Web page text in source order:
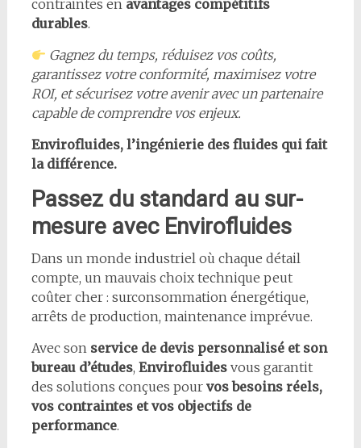
contraintes en avantages compétitifs
durables.
Gagnez du temps, réduisez vos coûts,
garantissez votre conformité, maximisez votre
ROI, et sécurisez votre avenir avec un partenaire
capable de comprendre vos enjeux.
Envirofluides, l’ingénierie des fluides qui fait
la différence.
Passez du standard au sur-
mesure avec Envirofluides
Dans un monde industriel où chaque détail
compte, un mauvais choix technique peut
coûter cher : surconsommation énergétique,
arrêts de production, maintenance imprévue.
Avec son service de devis personnalisé et son
bureau d’études, Envirofluidesvous garantit
des solutions conçues pour vos besoins réels,
vos contraintes et vos objectifs de
performance.